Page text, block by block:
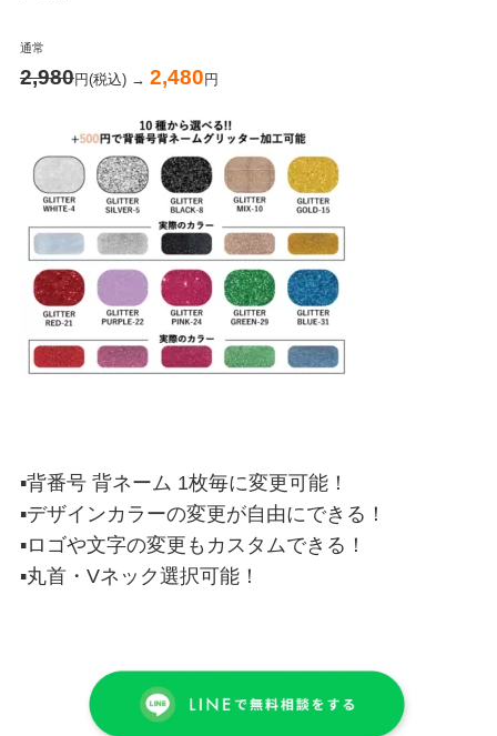
通常
2,980円(税込) → 2,480 円
▪背番号 背ネーム 1枚毎に変更可能！
▪デザインカラーの変更が自由にできる！
▪ロゴや文字の変更もカスタムできる！
▪丸首・Vネック選択可能！